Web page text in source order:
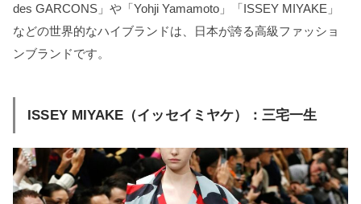
des GARCONS」や「Yohji Yamamoto」「ISSEY MIYAKE」
などの世界的なハイブランドは、日本が誇る高級ファッショ
ンブランドです。
ISSEY MIYAKE（イッセイミヤケ）：三宅一生